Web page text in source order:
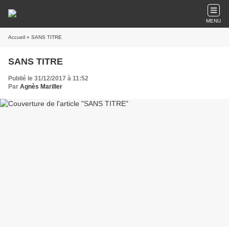
MENU
Accueil » SANS TITRE
SANS TITRE
Publié le 31/12/2017 à 11:52
Par Agnès Mariller